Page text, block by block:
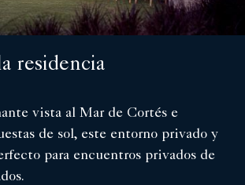
residencia
vista al Mar de Cortés e
de sol, este entorno privado y
para encuentros privados de